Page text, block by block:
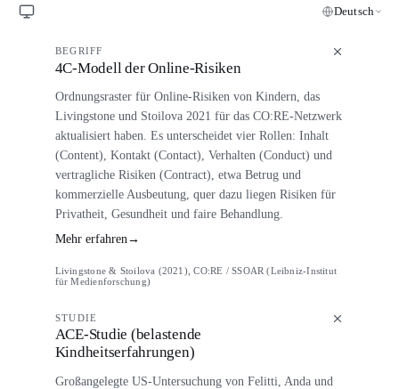
Deutsch
BEGRIFF
4C-Modell der Online-Risiken
Ordnungsraster für Online-Risiken von Kindern, das
Livingstone und Stoilova 2021 für das CO:RE-Netzwerk
aktualisiert haben. Es unterscheidet vier Rollen: Inhalt
(Content), Kontakt (Contact), Verhalten (Conduct) und
vertragliche Risiken (Contract), etwa Betrug und
kommerzielle Ausbeutung, quer dazu liegen Risiken für
Privatheit, Gesundheit und faire Behandlung.
Mehr erfahren→
Livingstone & Stoilova (2021), CO:RE / SSOAR (Leibniz-Institut
für Medienforschung)
STUDIE
ACE-Studie (belastende
Kindheitserfahrungen)
Großangelegte US-Untersuchung von Felitti, Anda und